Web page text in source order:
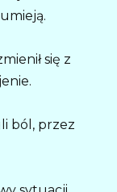
się z
ból, przez